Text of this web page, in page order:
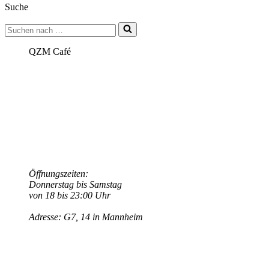
Suche
Suchen
nach …
QZM Café
Öffnungszeiten:
Donnerstag bis Samstag
von 18 bis 23:00 Uhr
Adresse: G7, 14 in Mannheim